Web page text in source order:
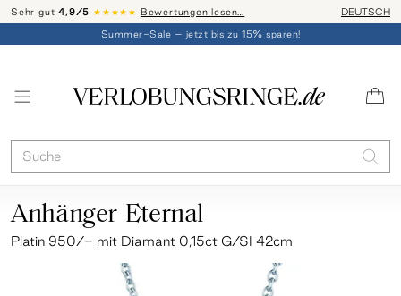
Sehr gut4,9/5 ★★★★★ Bewertungen lesen… Telefon-
DEUTSCH
Summer-Sale – jetzt bis zu 15% sparen!
Anhänger Eternal
Platin 950/- mit Diamant 0,15ct G/SI 42cm